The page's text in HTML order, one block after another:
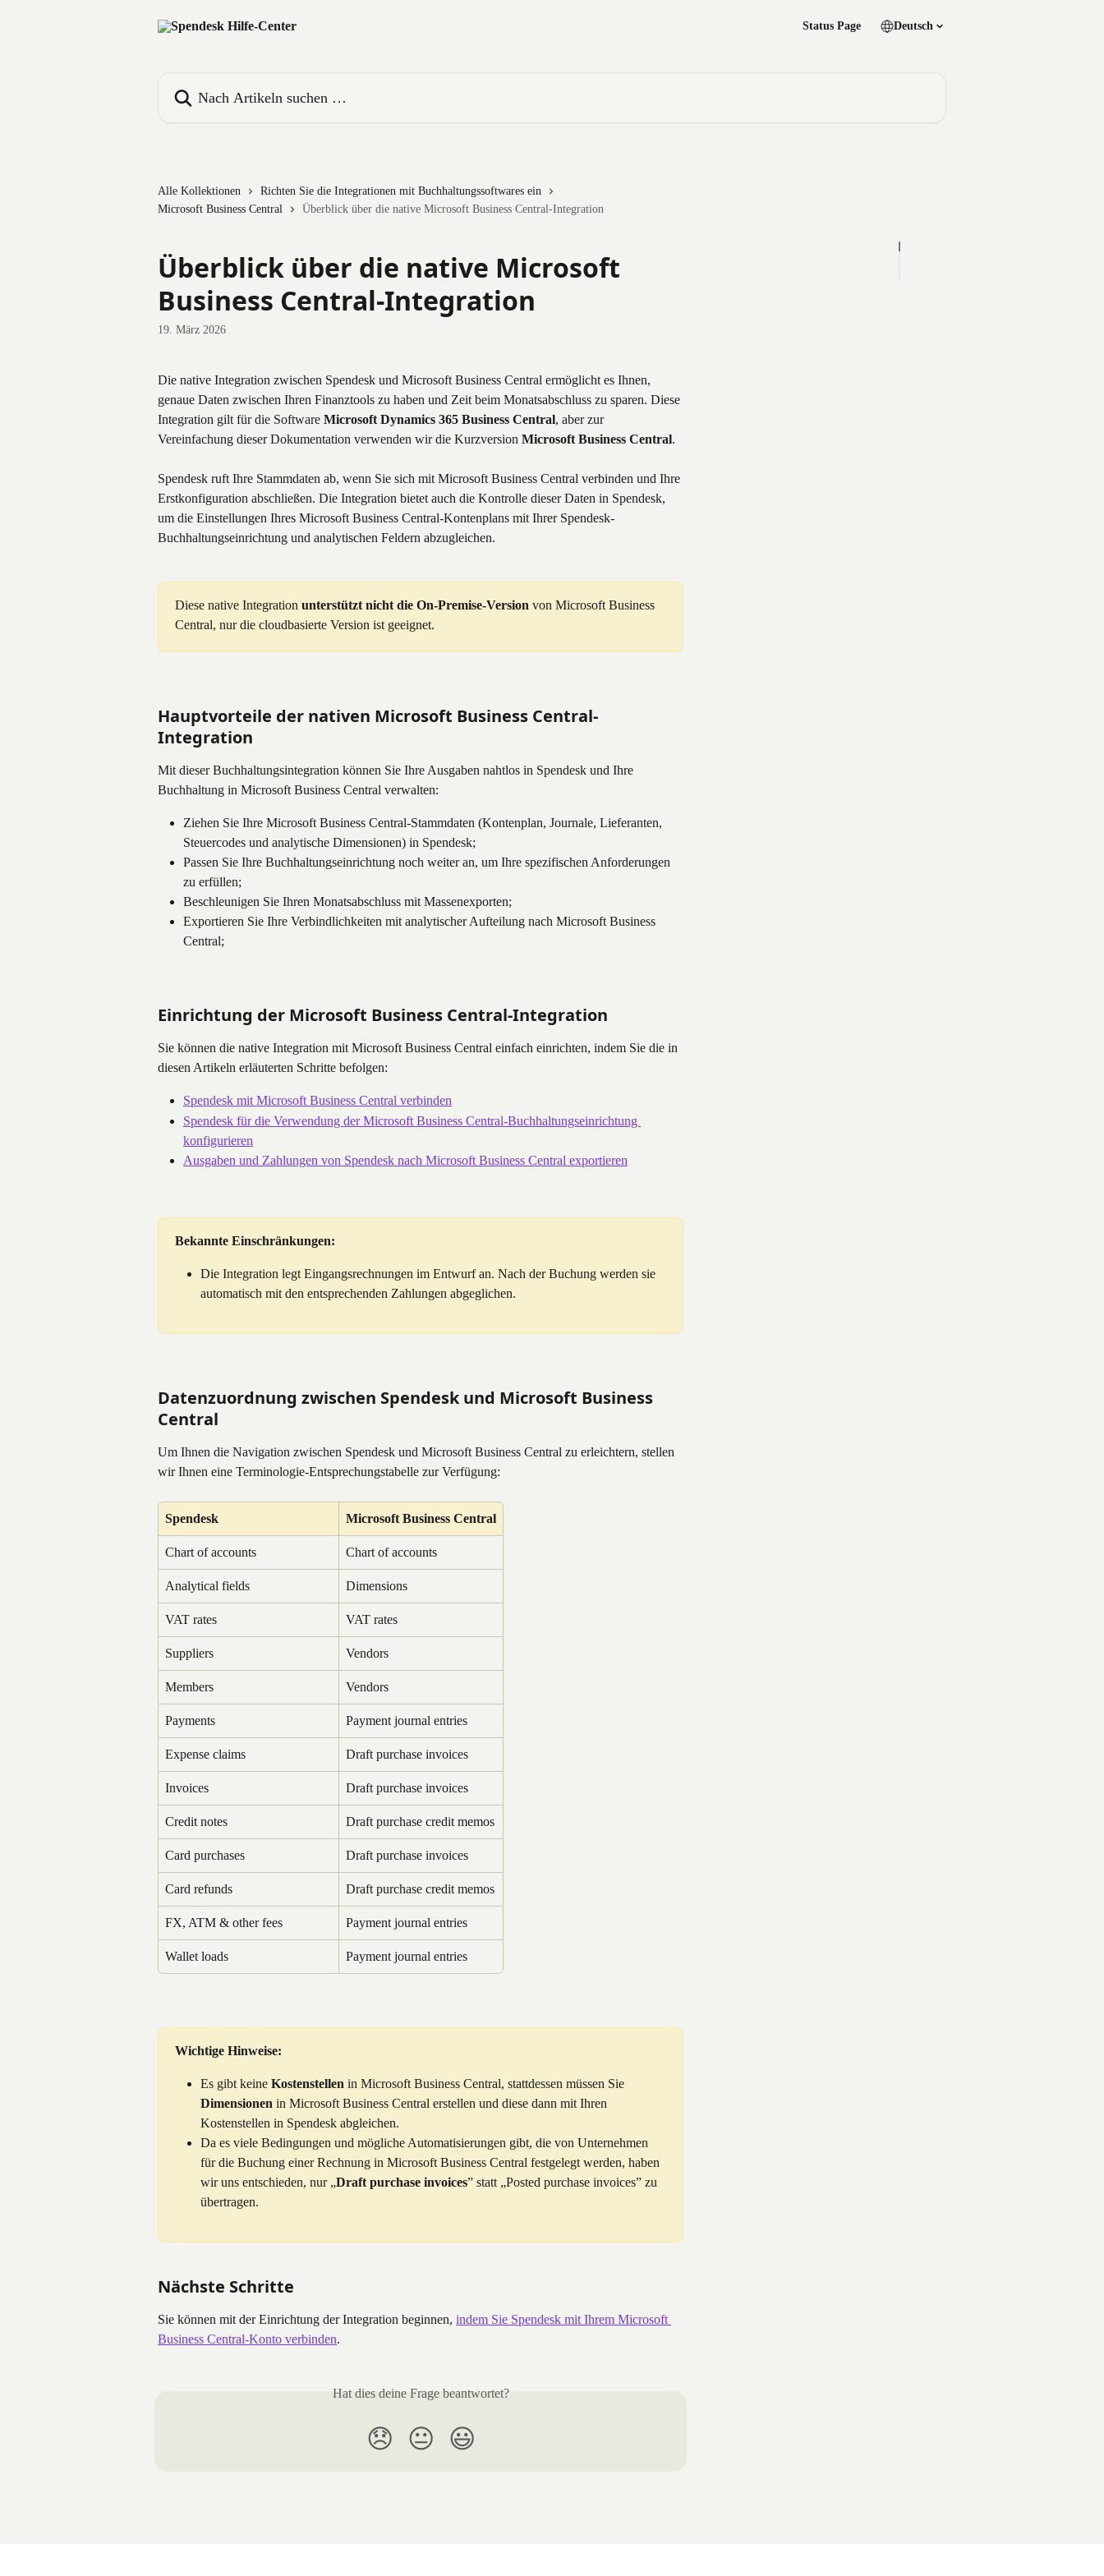
Status Page Deutsch
Alle Kollektionen
Richten Sie die Integrationen mit Buchhaltungssoftwares ein
Microsoft Business Central
Überblick über die native Microsoft Business Central-Integration
Überblick über die native Microsoft
Business Central-Integration
19. März 2026
Die native Integration zwischen Spendesk und Microsoft Business Central ermöglicht es Ihnen,
genaue Daten zwischen Ihren Finanztools zu haben und Zeit beim Monatsabschluss zu sparen. Diese
Integration gilt für die Software Microsoft Dynamics 365 Business Central, aber zur
Vereinfachung dieser Dokumentation verwenden wir die Kurzversion Microsoft Business Central.
Spendesk ruft Ihre Stammdaten ab, wenn Sie sich mit Microsoft Business Central verbinden und Ihre
Erstkonfiguration abschließen. Die Integration bietet auch die Kontrolle dieser Daten in Spendesk,
um die Einstellungen Ihres Microsoft Business Central-Kontenplans mit Ihrer Spendesk-
Buchhaltungseinrichtung und analytischen Feldern abzugleichen.
Diese native Integration unterstützt nicht die On-Premise-Version von Microsoft Business
Central, nur die cloudbasierte Version ist geeignet.
Hauptvorteile der nativen Microsoft Business Central-
Integration
Mit dieser Buchhaltungsintegration können Sie Ihre Ausgaben nahtlos in Spendesk und Ihre
Buchhaltung in Microsoft Business Central verwalten:
Ziehen Sie Ihre Microsoft Business Central-Stammdaten (Kontenplan, Journale, Lieferanten,
Steuercodes und analytische Dimensionen) in Spendesk;
Passen Sie Ihre Buchhaltungseinrichtung noch weiter an, um Ihre spezifischen Anforderungen
zu erfüllen;
Beschleunigen Sie Ihren Monatsabschluss mit Massenexporten;
Exportieren Sie Ihre Verbindlichkeiten mit analytischer Aufteilung nach Microsoft Business
Central;
Einrichtung der Microsoft Business Central-Integration
Sie können die native Integration mit Microsoft Business Central einfach einrichten, indem Sie die in
diesen Artikeln erläuterten Schritte befolgen:
Spendesk mit Microsoft Business Central verbinden
Spendesk für die Verwendung der Microsoft Business Central-Buchhaltungseinrichtung
konfigurieren
Ausgaben und Zahlungen von Spendesk nach Microsoft Business Central exportieren
Bekannte Einschränkungen:
Die Integration legt Eingangsrechnungen im Entwurf an. Nach der Buchung werden sie
automatisch mit den entsprechenden Zahlungen abgeglichen.
Datenzuordnung zwischen Spendesk und Microsoft Business
Central
Um Ihnen die Navigation zwischen Spendesk und Microsoft Business Central zu erleichtern, stellen
wir Ihnen eine Terminologie-Entsprechungstabelle zur Verfügung:
Spendesk Microsoft Business Central
Chart of accounts Chart of accounts
Analytical fields Dimensions
VAT rates VAT rates
Suppliers Vendors
Members Vendors
Payments Payment journal entries
Expense claims Draft purchase invoices
Invoices Draft purchase invoices
Credit notes Draft purchase credit memos
Card purchases Draft purchase invoices
Card refunds Draft purchase credit memos
FX, ATM & other fees Payment journal entries
Wallet loads Payment journal entries
Wichtige Hinweise:
Es gibt keine Kostenstellen in Microsoft Business Central, stattdessen müssen Sie
Dimensionen in Microsoft Business Central erstellen und diese dann mit Ihren
Kostenstellen in Spendesk abgleichen.
Da es viele Bedingungen und mögliche Automatisierungen gibt, die von Unternehmen
für die Buchung einer Rechnung in Microsoft Business Central festgelegt werden, haben
wir uns entschieden, nur „Draft purchase invoices” statt „Posted purchase invoices” zu
übertragen.
Nächste Schritte
Sie können mit der Einrichtung der Integration beginnen, indem Sie Spendesk mit Ihrem Microsoft
Business Central-Konto verbinden.
Hat dies deine Frage beantwortet?
😞 😐 😃